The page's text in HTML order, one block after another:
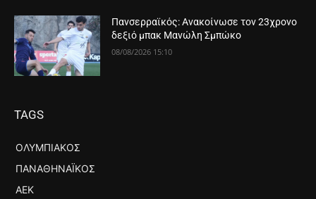
Πανσερραϊκός: Ανακοίνωσε τον 23χρονο
δεξιό μπακ Μανώλη Σμπώκο
08/08/2026 15:10
TAGS
ΟΛΥΜΠΙΑΚΌΣ
ΠΑΝΑΘΗΝΑΪΚΌΣ
ΑΕΚ